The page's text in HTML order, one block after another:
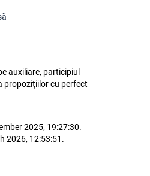
auxiliare, participiul
propozițiilor cu perfect
2025, 19:27:30.
2026, 12:53:51.